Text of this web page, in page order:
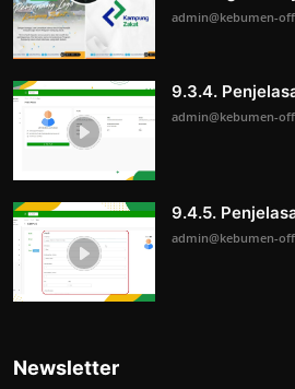
admin@kebumen-
9.3.4.
admin@kebumen-
9.4.5.
admin@kebumen-
Newsletter